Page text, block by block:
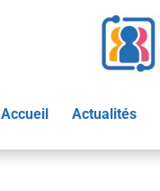
Accueil Actualités